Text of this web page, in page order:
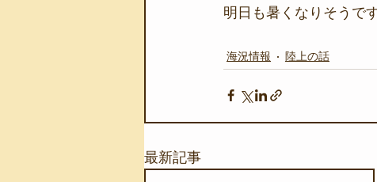
明日も暑くなりそうです
海況情報 陸上の話
最新記事